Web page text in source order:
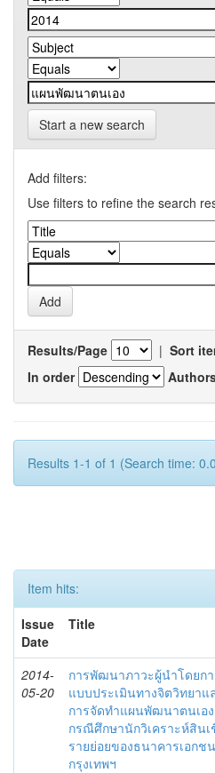
Start a new search
Add filters:
Use filters to refine the search
Results/Page | Sort
In order
Results 1-1 of 1 (Search time:
Item hits:
Issue
Date
Title
2014-
05-20
การพัฒนาภาวะผู้นำโดยก
แบบประเมินทางจิตวิทยาแ
การจัดทำแผนพัฒนาตนเอ
กรณีศึกษานักวิเคราะห์สินเ
รายย่อยของธนาคารเอกช
กรุงเทพฯ